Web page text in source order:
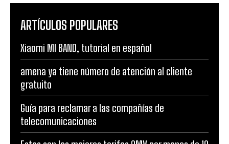
ARTÍCULOS POPULARES
Xiaomi MI BAND, tutorial en español
amena ya tiene número de atención al cliente
gratuito
Guía para reclamar a las compañías de
telecomunicaciones